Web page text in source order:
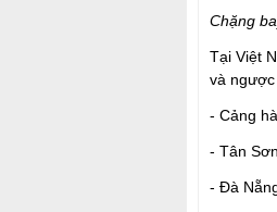
Chặng
Tại Việt
và ngược
- Cảng
- Tân
- Đà